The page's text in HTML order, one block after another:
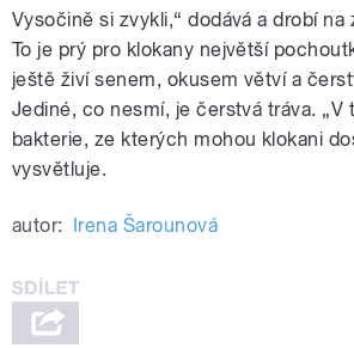
Vysočině si zvykli,“ dodává a drobí na
To je prý pro klokany největší
ještě živí senem, okusem větví a
Jediné, co nesmí, je čerstvá tráva. „V
bakterie, ze kterých mohou klokani
vysvětluje.
autor: Irena Šarounová